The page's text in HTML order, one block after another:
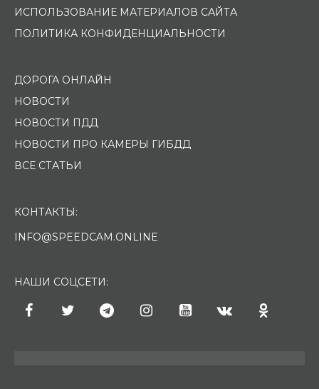
ИСПОЛЬЗОВАНИЕ МАТЕРИАЛОВ САЙТА
ПОЛИТИКА КОНФИДЕНЦИАЛЬНОСТИ
ДОРОГА ОНЛАЙН
НОВОСТИ
НОВОСТИ ПДД
НОВОСТИ ПРО КАМЕРЫ ГИБДД
ВСЕ СТАТЬИ
КОНТАКТЫ:
INFO@SPEEDCAM.ONLINE
НАШИ СОЦСЕТИ: